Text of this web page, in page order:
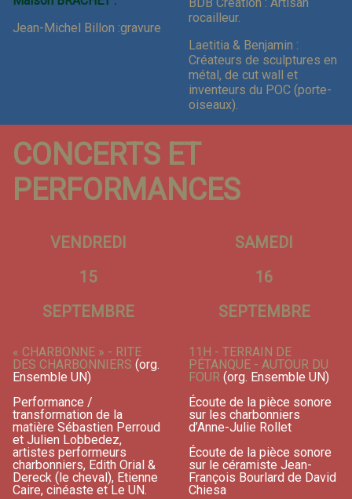
Jean-Michel Billon :gravure
rocailleur.
Laetitia & Benjamin :
Créateurs de sculptures en
métal, de cut wall et
inventeurs du POC (porte-
oiseaux).
CONCERTS ET
PERFORMANCES
VENDREDI
15
SEPTEMBRE
« CHARBONNE » - RITE
DES CHARBONNIERS (org.
Ensemble UN)
Performance /
transformation de la
matière Sébastien Perroud
et Julien Lobbedez,
artistes performeurs
charbonniers, Edith Orial &
Dereck (le cheval), Etienne
Caire, cinéaste et Le UN.
SAMEDI
16
SEPTEMBRE
11H - TERRAIN DE
PÉTANQUE - AUTOUR DU
FOUR (org. Ensemble UN)
Écoute de la pièce sonore
sur les charbonniers
d’Anne-Julie Rollet
Écoute de la pièce sonore
sur le céramiste Jean-
François Bourlard de David
Chiesa